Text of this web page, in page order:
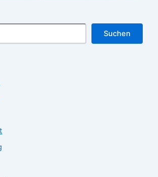
Suchen